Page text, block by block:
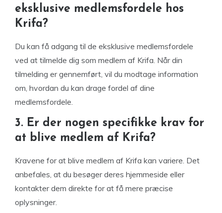
eksklusive medlemsfordele hos
Krifa?
Du kan få adgang til de eksklusive medlemsfordele
ved at tilmelde dig som medlem af Krifa. Når din
tilmelding er gennemført, vil du modtage information
om, hvordan du kan drage fordel af dine
medlemsfordele.
3. Er der nogen specifikke krav for
at blive medlem af Krifa?
Kravene for at blive medlem af Krifa kan variere. Det
anbefales, at du besøger deres hjemmeside eller
kontakter dem direkte for at få mere præcise
oplysninger.